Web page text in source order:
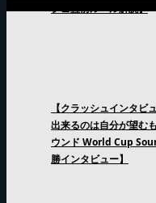
シュ直前ルール解説】
【クラッシュインタ
出来るのは自分が望む
ウンド World Cup
勝インタビュー】